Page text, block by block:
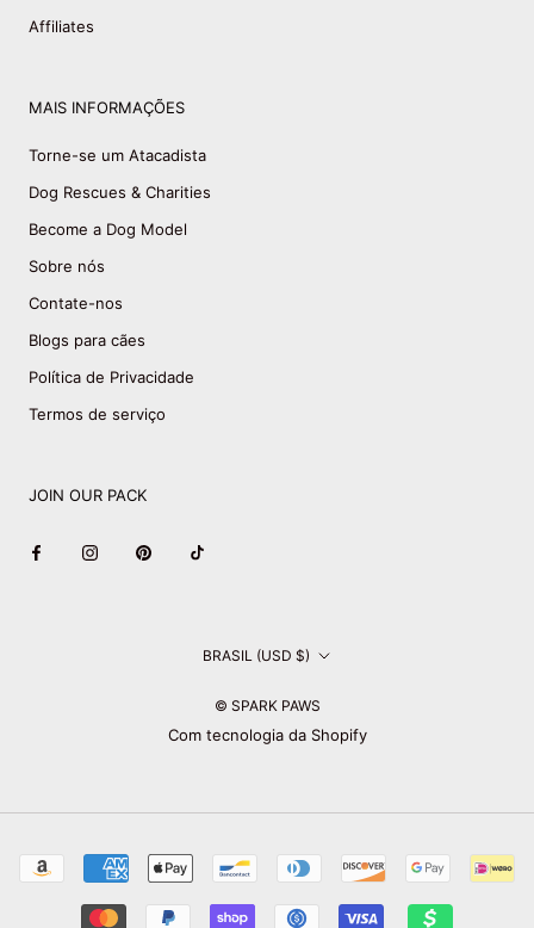
Affiliates
MAIS INFORMAÇÕES
Torne-se um Atacadista
Dog Rescues & Charities
Become a Dog Model
Sobre nós
Contate-nos
Blogs para cães
Política de Privacidade
Termos de serviço
JOIN OUR PACK
País/região BRASIL (USD $)
© SPARK PAWS
Com tecnologia da Shopify